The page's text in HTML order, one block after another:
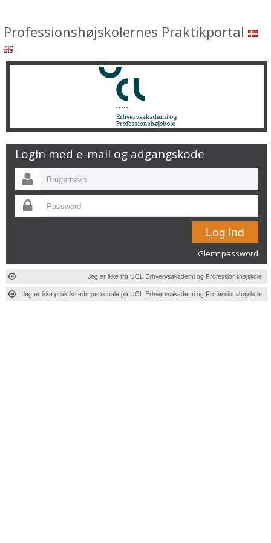
Professionshøjskolernes Praktikportal
Login med e-mail og adgangskode
Glemt password
Jeg er ikke fra UCL Erhvervsakademi og Professionshøjskole
Jeg er ikke praktiksteds-personale på UCL Erhvervsakademi og Professionshøjskole